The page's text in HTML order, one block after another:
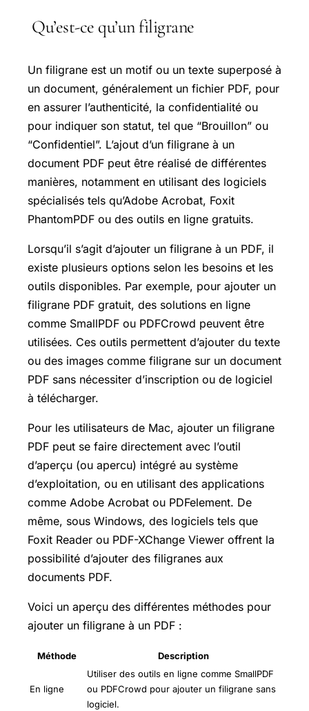
Qu’est-ce qu’un filigrane
Un filigrane est un motif ou un texte superposé à
un document, généralement un fichier PDF, pour
en assurer l’authenticité, la confidentialité ou
pour indiquer son statut, tel que “Brouillon” ou
“Confidentiel”. L’ajout d’un filigrane à un
document PDF peut être réalisé de différentes
manières, notamment en utilisant des logiciels
spécialisés tels qu’Adobe Acrobat, Foxit
PhantomPDF ou des outils en ligne gratuits.
Lorsqu’il s’agit d’ajouter un filigrane à un PDF, il
existe plusieurs options selon les besoins et les
outils disponibles. Par exemple, pour ajouter un
filigrane PDF gratuit, des solutions en ligne
comme SmallPDF ou PDFCrowd peuvent être
utilisées. Ces outils permettent d’ajouter du texte
ou des images comme filigrane sur un document
PDF sans nécessiter d’inscription ou de logiciel
à télécharger.
Pour les utilisateurs de Mac, ajouter un filigrane
PDF peut se faire directement avec l’outil
d’aperçu (ou apercu) intégré au système
d’exploitation, ou en utilisant des applications
comme Adobe Acrobat ou PDFelement. De
même, sous Windows, des logiciels tels que
Foxit Reader ou PDF-XChange Viewer offrent la
possibilité d’ajouter des filigranes aux
documents PDF.
Voici un aperçu des différentes méthodes pour
ajouter un filigrane à un PDF :
Méthode Description
En ligne
Utiliser des outils en ligne comme SmallPDF
ou PDFCrowd pour ajouter un filigrane sans
logiciel.